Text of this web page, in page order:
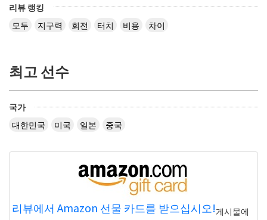
리뷰 랭킹
모두
지구력 회전 터치 비용 차이
최고 선수
국가
대한민국
미국 일본 중국
리뷰에서 Amazon 선물 카드를 받으십시오!게시물에